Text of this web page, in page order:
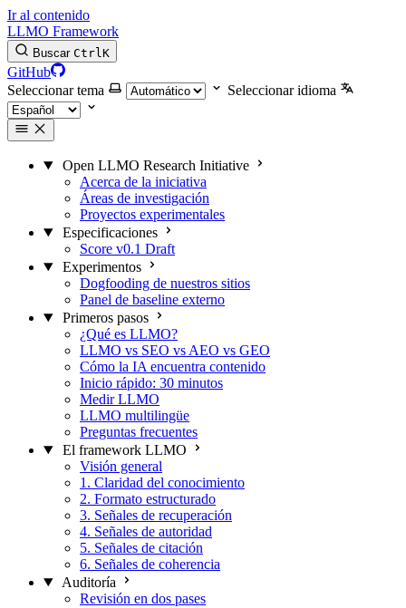
Ir al contenido
LLMO Framework
Buscar CtrlK
GitHub
Seleccionar tema
Seleccionar idioma
Open LLMO Research Initiative
Acerca de la iniciativa
Áreas de investigación
Proyectos experimentales
Especificaciones
Score v0.1 Draft
Experimentos
Dogfooding de nuestros sitios
Panel de baseline externo
Primeros pasos
¿Qué es LLMO?
LLMO vs SEO vs AEO vs GEO
Cómo la IA encuentra contenido
Inicio rápido: 30 minutos
Medir LLMO
LLMO multilingüe
Preguntas frecuentes
El framework LLMO
Visión general
1. Claridad del conocimiento
2. Formato estructurado
3. Señales de recuperación
4. Señales de autoridad
5. Señales de citación
6. Señales de coherencia
Auditoría
Revisión en dos pases